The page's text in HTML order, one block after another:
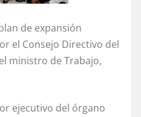
de expansión
el Consejo Directivo del
ministro de Trabajo,
ejecutivo del órgano